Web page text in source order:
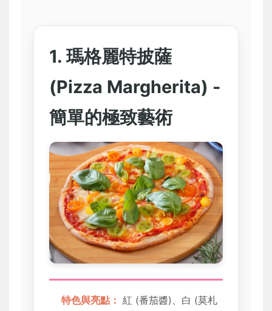
1. 瑪格麗特披薩
(Pizza Margherita) -
簡單的極致藝術
特色與亮點： 紅 (番茄醬)、白 (莫札